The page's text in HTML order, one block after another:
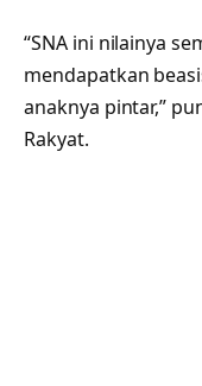
“SNA ini nilainya
mendapatkan
anaknya pintar,”
Rakyat.